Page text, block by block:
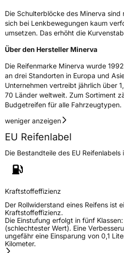
EU Label
EffizienzC
NasshaftungC
Rollgeräusch (Klasse)B
Rollgeräusch (dB)72
3PMSF / Schneeflockensymbol /
2930 Brasschaat,
Die Schulterblöcke des Minerva
sich bei Lenkbewegungen kaum
umsetzen. Das erhöht die
Über den Hersteller Minerva
Die Reifenmarke Minerva wurde
an drei Standorten in Europa und
Unternehmen vertreibt jährlich über
70 Länder weltweit. Zum Sortiment
Budgetreifen für alle Fahrzeugtypen.
weniger anzeigen
EU Reifenlabel
Die Bestandteile des EU Reifenlabels
Kraftstoffeffizienz
Der Rollwiderstand eines Reifens ist
Kraftstoffeffizienz.
Die Einstufung erfolgt in fünf
(schlechtester Wert). Eine
ungefähr eine Einsparung von 0,1
Kilometer.